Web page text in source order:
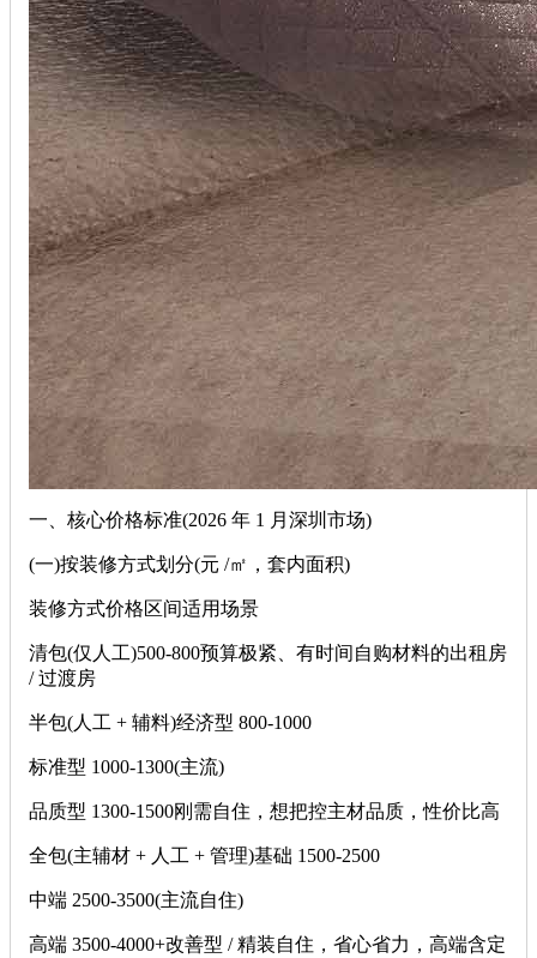
一、核心价格标准(2026 年 1 月深圳市场)
(一)按装修方式划分(元 /㎡，套内面积)
装修方式价格区间适用场景
清包(仅人工)500-800预算极紧、有时间自购材料的出租房
/ 过渡房
半包(人工 + 辅料)经济型 800-1000
标准型 1000-1300(主流)
品质型 1300-1500刚需自住，想把控主材品质，性价比高
全包(主辅材 + 人工 + 管理)基础 1500-2500
中端 2500-3500(主流自住)
高端 3500-4000+改善型 / 精装自住，省心省力，高端含定